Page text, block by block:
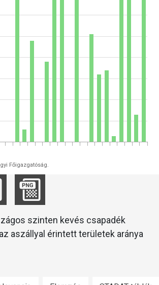
Főigazgatóság.
szinten kevés csapadék
aszállyal érintett területek aránya